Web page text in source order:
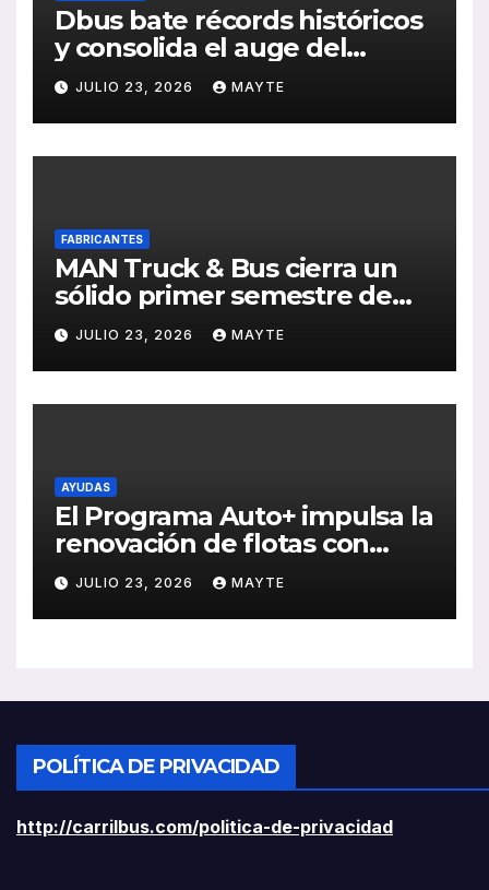
Dbus bate récords históricos
y consolida el auge del
transporte público en San
Sebastián
JULIO 23, 2026 MAYTE
FABRICANTES
MAN Truck & Bus cierra un
sólido primer semestre de
2026 con crecimiento en
ventas, pedidos y
rentabilidad
JULIO 23, 2026 MAYTE
AYUDAS
El Programa Auto+ impulsa la
renovación de flotas con
ayudas a vehículos eléctricos
ligeros
JULIO 23, 2026 MAYTE
POLÍTICA DE PRIVACIDAD
http://carrilbus.com/politica-de-privacidad